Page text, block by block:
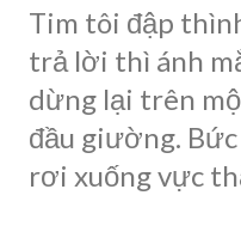
Tim tôi đập
trả lời thì ánh
dừng lại trên
đầu giường.
rơi xuống vực